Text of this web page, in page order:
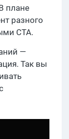
плане
разного
CTA.
—
Так вы